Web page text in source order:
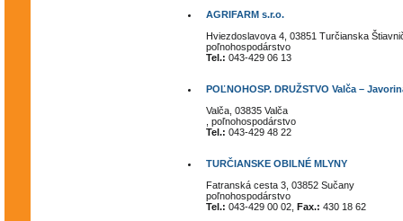
AGRIFARM s.r.o.
Hviezdoslavova 4, 03851 Turčianska
poľnohospodárstvo
Tel.: 043-429 06 13
POĽNOHOSP. DRUŽSTVO Valča –
Valča, 03835 Valča
, poľnohospodárstvo
Tel.: 043-429 48 22
TURČIANSKE OBILNÉ MLYNY
Fatranská cesta 3, 03852 Sučany
poľnohospodárstvo
Tel.: 043-429 00 02, Fax.: 430 18 62